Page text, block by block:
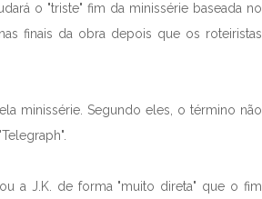
o "triste" fim da minissérie baseada no
finais da obra depois que os roteiristas
minissérie. Segundo eles, o término não
a J.K. de forma "muito direta" que o fim